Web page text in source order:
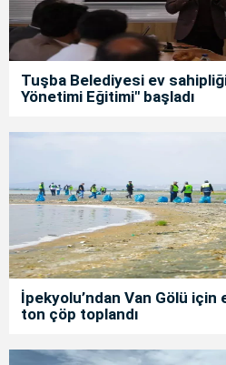
Tuşba Belediyesi ev
Yönetimi Eğitimi" başladı
İpekyolu’ndan Van Gölü
ton çöp toplandı